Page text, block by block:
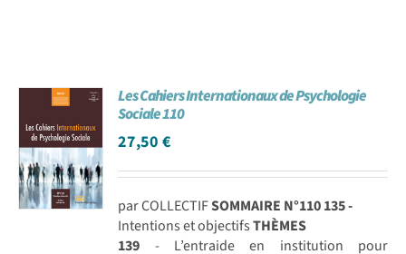
Les Cahiers Internationaux de Psychologie
Sociale 110
27,50€
par COLLECTIFSOMMAIRE N°110135 -
Intentions et objectifsTHÈMES
139 - L’entraide en institution pour